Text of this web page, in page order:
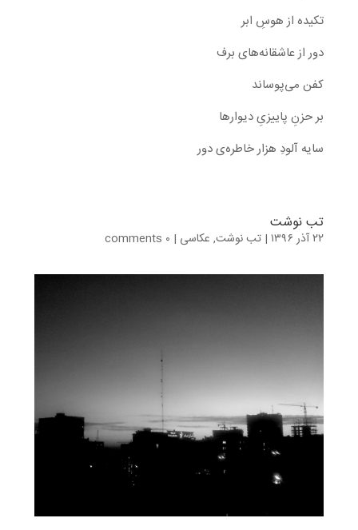
تکیده از هوسِ ابر
دور از عاشقانه‌های برف
کفن می‌پوساند
بر حزنِ پاییزیِ دیوارها
سایه آلودِ هزار خاطره‌ی دور
تب نوشت
۲۲ آذر ۱۳۹۶ | تب نوشت, عکاسی | ۰ comments